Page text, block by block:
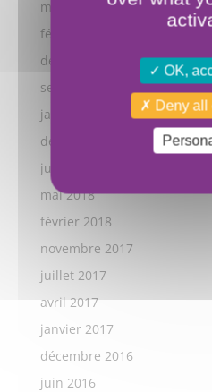
mars 2022
février 2022
décembre 2021
septembre 2021
janvier 2019
décembre 2018
juillet 2018
mai 2018
février 2018
novembre 2017
juillet 2017
avril 2017
janvier 2017
décembre 2016
juin 2016
OK,
Deny